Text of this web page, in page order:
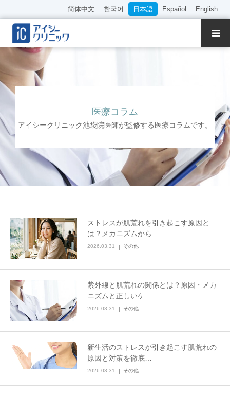
简体中文 한국어 日本語 Español English
医療コラム
アイシークリニック池袋院医師が監修する医療コラムです。
ストレスが肌荒れを引き起こす原因と
は？メカニズムから…
2026.03.31 その他
紫外線と肌荒れの関係とは？原因・メカ
ニズムと正しいケ…
2026.03.31 その他
新生活のストレスが引き起こす肌荒れの
原因と対策を徹底…
2026.03.31 その他
クリニック紹介
診療内容
WEB予約
料金表
採用情報
その他
한국어 日本語
English